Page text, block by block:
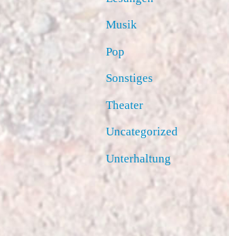
Musik
Pop
Sonstiges
Theater
Uncategorized
Unterhaltung